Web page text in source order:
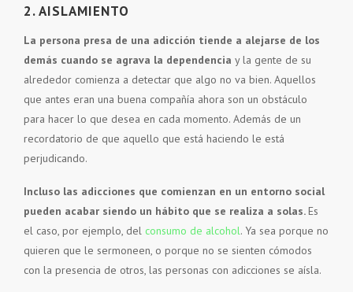
2. AISLAMIENTO
La persona presa de una adicción tiende a alejarse de los
demás cuando se agrava la dependencia y la gente de su
alrededor comienza a detectar que algo no va bien. Aquellos
que antes eran una buena compañía ahora son un obstáculo
para hacer lo que desea en cada momento. Además de un
recordatorio de que aquello que está haciendo le está
perjudicando.
Incluso las adicciones que comienzan en un entorno social
pueden acabar siendo un hábito que se realiza a solas.Es
el caso, por ejemplo, del consumo de alcohol. Ya sea porque no
quieren que le sermoneen, o porque no se sienten cómodos
con la presencia de otros, las personas con adicciones se aísla.